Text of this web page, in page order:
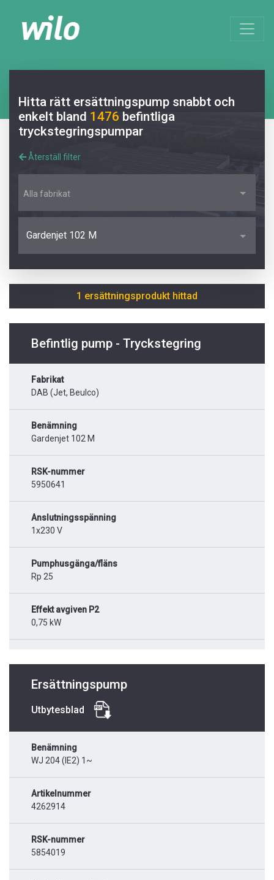
Hitta rätt ersättningspump snabbt och
enkelt bland 1476 befintliga
tryckstegringspumpar
Återställ filter
Alla fabrikat
Gardenjet 102 M
1 ersättningsprodukt hittad
Befintlig pump - Tryckstegring
Fabrikat
DAB (Jet, Beulco)
Benämning
Gardenjet 102 M
RSK-nummer
5950641
Anslutningsspänning
1x230 V
Pumphusgänga/fläns
Rp 25
Effekt avgiven P2
0,75 kW
Ersättningspump
Utbytesblad
Benämning
WJ 204 (IE2) 1~
Artikelnummer
4262914
RSK-nummer
5854019